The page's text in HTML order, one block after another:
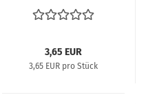
3,65 EUR
3,65 EUR pro Stück